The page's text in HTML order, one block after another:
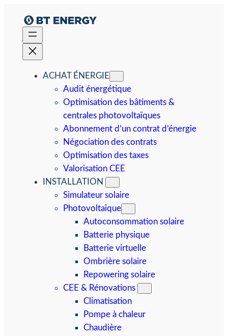
contenu
ACHAT ÉNERGIE
Audit énergétique
Optimisation des bâtiments &
centrales photovoltaïques
Abonnement d’un contrat d’énergie
Négociation des contrats
Optimisation des taxes
Valorisation CEE
INSTALLATION
Simulateur solaire
Photovoltaïque
Autoconsommation solaire
Batterie physique
Batterie virtuelle
Ombrière solaire
Repowering solaire
CEE & Rénovations
Climatisation
Pompe à chaleur
Chaudière